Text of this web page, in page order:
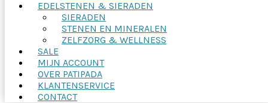
EDELSTENEN & SIERADEN
SIERADEN
STENEN EN MINERALEN
ZELFZORG & WELLNESS
SALE
MIJN ACCOUNT
OVER PATIPADA
KLANTENSERVICE
CONTACT